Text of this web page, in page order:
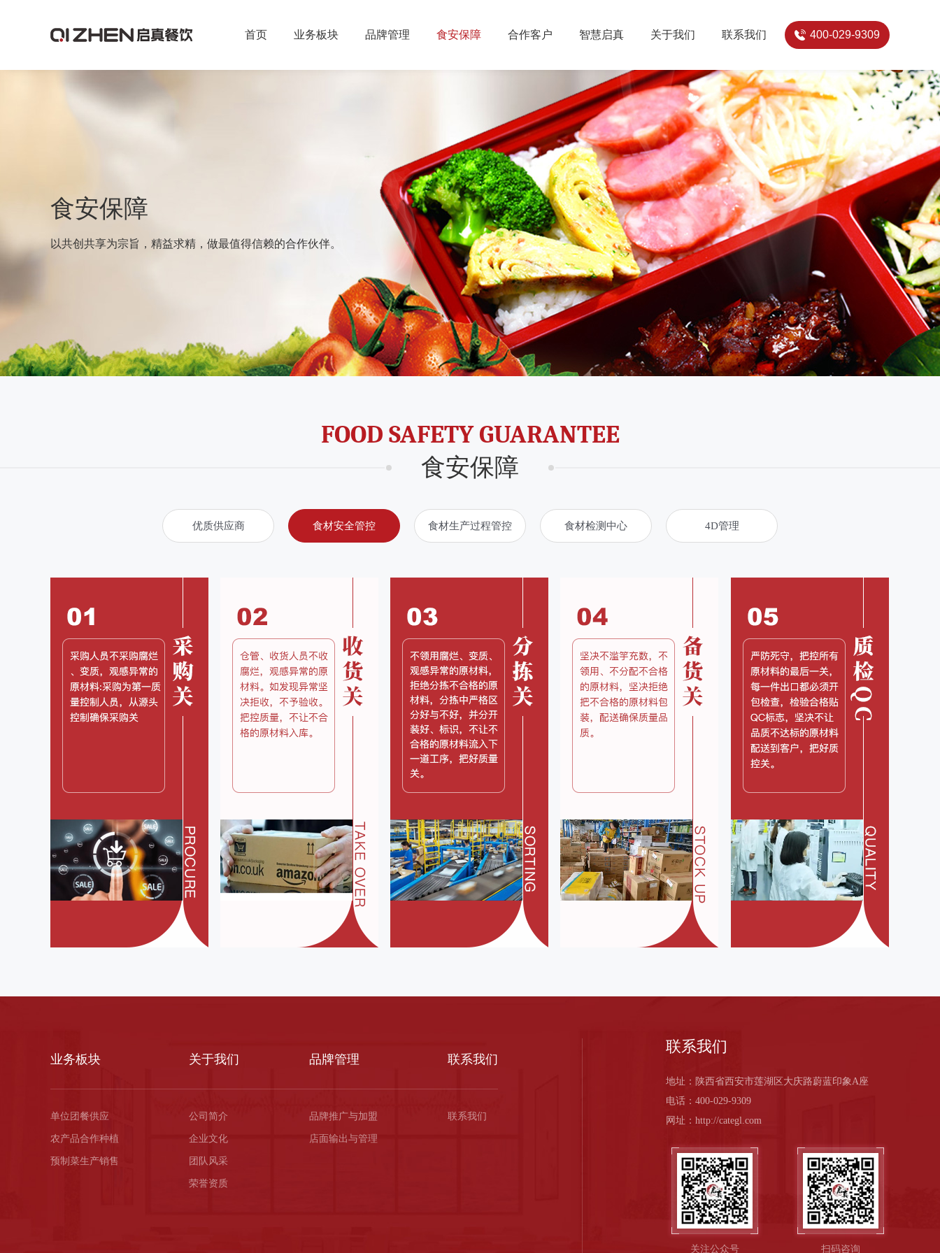
首页 业务板块 品牌管理 食安保障 合作客户 智慧启真 关于我们 联系我们 400-029-9309
食安保障
以共创共享为宗旨，精益求精，做最值得信赖的合作伙伴。
FOOD SAFETY GUARANTEE
食安保障
优质供应商 食材安全管控 食材生产过程管控 食材检测中心 4D管理
业务板块
单位团餐供应
农产品合作种植
预制菜生产销售
关于我们
公司简介
企业文化
团队风采
荣誉资质
品牌管理
品牌推广与加盟
店面输出与管理
联系我们
联系我们
联系我们
地址：陕西省西安市莲湖区大庆路蔚蓝印象A座
电话：400-029-9309
网址：http://categl.com
关注公众号 扫码咨询